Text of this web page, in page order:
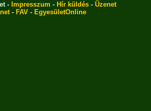
- Impresszum - Hír küldés - Üzenet
- FAV - EgyesületOnline